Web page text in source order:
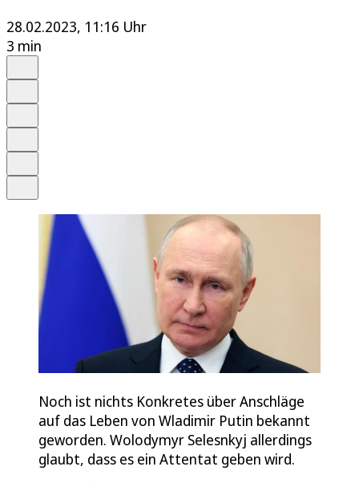
28.02.2023, 11:16 Uhr
3 min
Noch ist nichts Konkretes über Anschläge
auf das Leben von Wladimir Putin bekannt
geworden. Wolodymyr Selesnkyj allerdings
glaubt, dass es ein Attentat geben wird.